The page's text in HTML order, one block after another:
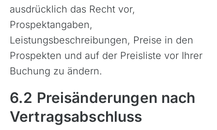
ausdrücklich das Recht vor,
Prospektangaben,
Leistungsbeschreibungen, Preise in den
Prospekten und auf der Preisliste vor Ihrer
Buchung zu ändern.
6.2 Preisänderungen nach
Vertragsabschluss
Österreich
Polen, Masuren
Portugal
Sardinien, Italien
Schottland
Schweiz & Fahrtechnikkurse
Skandinavien